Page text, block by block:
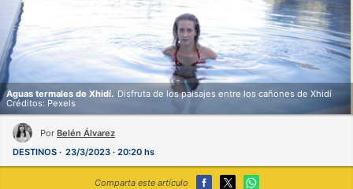
Aguas termales de Xhidí. Disfruta de los paisajes entre los cañones de Xhidí
Créditos: Pexels
Por Belén Álvarez
DESTINOS
23/3/2023 · 20:20 hs
Comparta este artículo